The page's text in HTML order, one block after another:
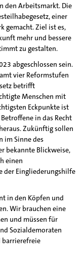
den Arbeitsmarkt. Die
einer
gemacht. Ziel ist es,
mehr und bessere
zu gestalten.
abgeschlossen sein.
vier Reformstufen
betrifft
Menschen mit
Eckpunkte ist
in das Recht
Zukünftig sollen
im Sinne des
bekannte Blickweise,
einen
der Eingliederungshilfe
in den Köpfen und
Wir brauchen eine
und müssen für
Sozialdemoraten
barrierefreie